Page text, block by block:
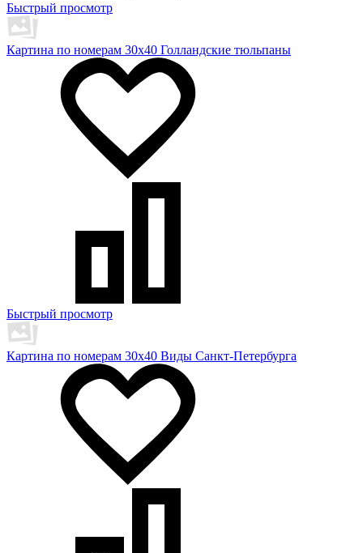
Быстрый просмотр
Картина по номерам 30х40 Голландские тюльпаны
Быстрый просмотр
Картина по номерам 30х40 Виды Санкт-Петербурга